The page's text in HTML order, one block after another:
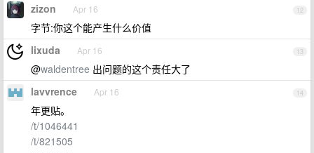
12
zizon Apr 16
字节:你这个能产生什么价值
13
lixuda Apr 16
@waldentree 出问题的这个责任大了
14
lavvrence Apr 16
年更贴。
/t/1046441
/t/821505